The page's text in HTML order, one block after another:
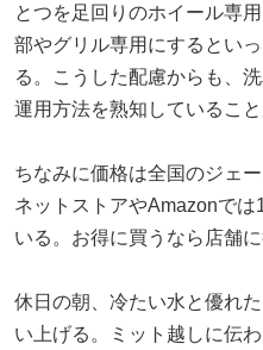
とつを足回りのホイール専
部やグリル専用にするとい
る。こうした配慮からも、
運用方法を熟知していること
ちなみに価格は全国のジェ
ネットストアやAmazonで
いる。お得に買うなら店舗
休日の朝、冷たい水と優れ
い上げる。ミット越しに伝